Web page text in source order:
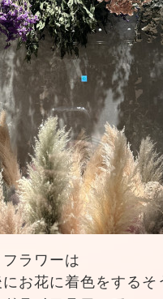
ラワーは
にお花に着色をするそ